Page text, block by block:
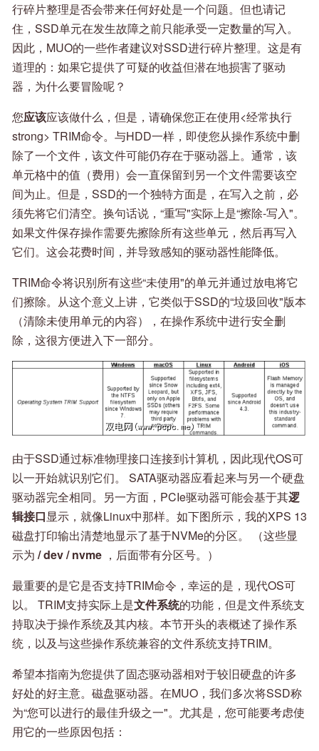
行碎片整理是否会带来任何好处是一个问题。但也请记
住，SSD单元在发生故障之前只能承受一定数量的写入。
因此，MUO的一些作者建议对SSD进行碎片整理。这是有
道理的：如果它提供了可疑的收益但潜在地损害了驱动
器，为什么要冒险呢？
您应该应该做什么，但是，请确保您正在使用<经常执行
strong> TRIM命令。与HDD一样，即使您从操作系统中删
除了一个文件，该文件可能仍存在于驱动器上。通常，该
单元格中的值（费用）会一直保留到另一个文件需要该空
间为止。但是，SSD的一个独特方面是，在写入之前，必
须先将它们清空。换句话说，“重写"实际上是“擦除-写入"。
如果文件保存操作需要先擦除所有这些单元，然后再写入
它们。这会花费时间，并导致感知的驱动器性能降低。
TRIM命令将识别所有这些“未使用"的单元并通过放电将它
们擦除。从这个意义上讲，它类似于SSD的“垃圾回收"版本
（清除未使用单元的内容），在操作系统中进行安全删
除，这很方便进入下一部分。
由于SSD通过标准物理接口连接到计算机，因此现代OS可
以一开始就识别它们。 SATA驱动器应看起来与另一个硬盘
驱动器完全相同。另一方面，PCIe驱动器可能会基于其逻
辑接口显示，就像Linux中那样。如下图所示，我的XPS 13
磁盘打印输出清楚地显示了基于NVMe的分区。 （这些显
示为 / dev / nvme ，后面带有分区号。）
最重要的是它是否支持TRIM命令，幸运的是，现代OS可
以。 TRIM支持实际上是文件系统的功能，但是文件系统支
持取决于操作系统及其内核。本节开头的表概述了操作系
统，以及与这些操作系统兼容的文件系统支持TRIM。
希望本指南为您提供了固态驱动器相对于较旧硬盘的许多
好处的好主意。磁盘驱动器。在MUO，我们多次将SSD称
为“您可以进行的最佳升级之一"。尤其是，您可能要考虑使
用它的一些原因包括：